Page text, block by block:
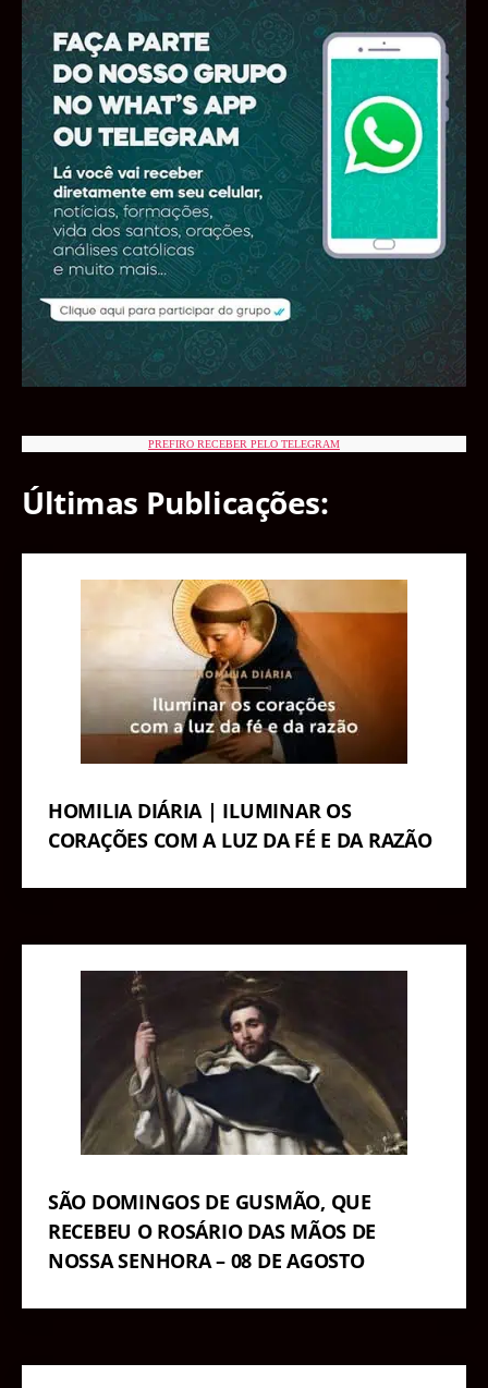
PREFIRO RECEBER PELO TELEGRAM
Últimas Publicações:
HOMILIA DIÁRIA | ILUMINAR OS
CORAÇÕES COM A LUZ DA FÉ E DA RAZÃO
SÃO DOMINGOS DE GUSMÃO, QUE
RECEBEU O ROSÁRIO DAS MÃOS DE
NOSSA SENHORA – 08 DE AGOSTO